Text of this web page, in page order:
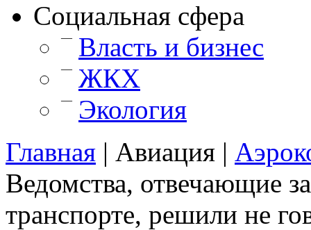
Cоциальная сфера
— Власть и бизнес
— ЖКХ
—
Экология
Главная | Авиация |
Ведомства, отвечающие
транспорте, решили не